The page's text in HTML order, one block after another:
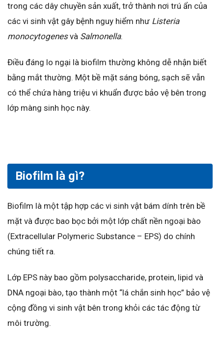
trong các dây chuyền sản xuất, trở thành nơi trú ẩn của
các vi sinh vật gây bệnh nguy hiểm như Listeria
monocytogenesvà Salmonella.
Điều đáng lo ngại là biofilm thường không dễ nhận biết
bằng mắt thường. Một bề mặt sáng bóng, sạch sẽ vẫn
có thể chứa hàng triệu vi khuẩn được bảo vệ bên trong
lớp màng sinh học này.
Biofilm là gì?
Biofilm là một tập hợp các vi sinh vật bám dính trên bề
mặt và được bao bọc bởi một lớp chất nền ngoại bào
(Extracellular Polymeric Substance – EPS) do chính
chúng tiết ra.
Lớp EPS này bao gồm polysaccharide, protein, lipid và
DNA ngoại bào, tạo thành một “lá chắn sinh học” bảo vệ
cộng đồng vi sinh vật bên trong khỏi các tác động từ
môi trường.